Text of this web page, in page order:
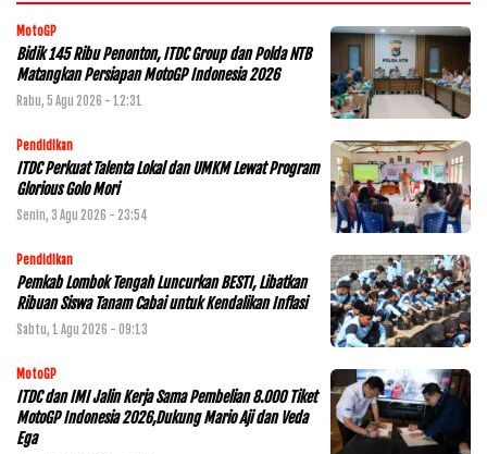
MotoGP
Bidik 145 Ribu Penonton, ITDC Group dan Polda NTB
Matangkan Persiapan MotoGP Indonesia 2026
Rabu, 5 Agu 2026 - 12:31
Pendidikan
ITDC Perkuat Talenta Lokal dan UMKM Lewat Program
Glorious Golo Mori
Senin, 3 Agu 2026 - 23:54
Pendidikan
Pemkab Lombok Tengah Luncurkan BESTI, Libatkan
Ribuan Siswa Tanam Cabai untuk Kendalikan Inflasi
Sabtu, 1 Agu 2026 - 09:13
MotoGP
ITDC dan IMI Jalin Kerja Sama Pembelian 8.000 Tiket
MotoGP Indonesia 2026,Dukung Mario Aji dan Veda
Ega